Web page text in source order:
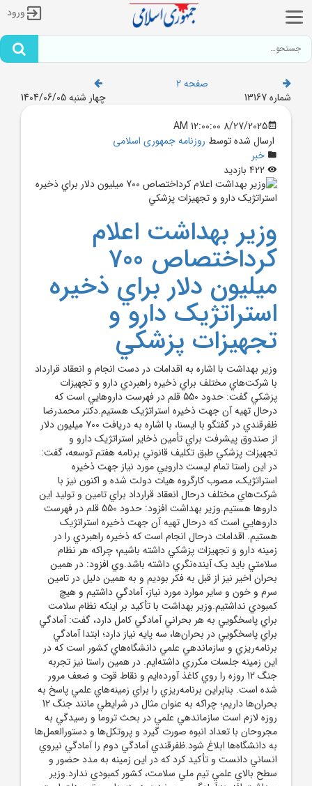
ورود
صفحه 2
شماره 13167
چهار شنبه 1404/06/05
8/27/2025 12:00:00 AM
ارسال شده توسط روزنامه جمهوری اسلامی
خبر
وزير بهداشت اعلام
کرداختصاص 700
ميليون دلار براي ذخيره
استراتژيک دارو و
تجهيزات پزشکي
وزير بهداشت با اشاره به اقدامات در دست انجام و انعقاد قرارداد
با شرکت‌هاي مختلف براي ذخيره راهبردي دارو و تجهيزات
پزشکي گفت: حدود 550 قلم در فهرست داروهايي است که
درحال تهيه آن جهت ذخيره استراتژيک هستيم.دکتر محمدرضا
ظفرقندي در گفتگو با ايسنا، با اشاره به دريافت 700 ميليون دلار
از صندوق پيشرفت براي تأمين ذخاير استراتژيک دارو و
تجهيزات پزشکي طبق تکليف قانوني برنامه هفتم توسعه، گفت:
در اين راستا تمام ليست دارويي مورد نياز جهت ذخيره
استراتژيک، مصوب کارگروه هيات دولت شده و اکنون نيز با
شرکت‌هاي مختلف درحال انعقاد قرارداد براي تامين و توليد اين
داروها هستيم.وزير بهداشت افزود: حدود 550 قلم در فهرست
داروهايي است که درحال تهيه آن جهت ذخيره استراتژيک
هستيم. اقدامات درحال انجام است که ذخيره راهبردي را در
زمينه دارو و تجهيزات پزشکي داشته باشيم؛ چراکه هر نظام
سلامتي بايد يک آينده‌نگري داشته باشد.وي افزود: در همين
بحران اخير نيز از قبل به فکر بوديم و به همين دليل در تامين
سرم و خون و ساير موارد مورد نياز، آمادگي داشتيم و هيچ
کمبودي نداشتيم.وزير بهداشت با تأکيد بر اينکه نظام سلامت
براي پاسخگويي به هر بحراني آمادگي کامل دارد، گفت: آمادگي
براي پاسخگويي در بحران‌ها، سه پايه نياز دارد؛ ابتدا آمادگي
برنامه‌ريزي و سازماندهي علمي دانشگاه‌هاي کشور است که در
اين زمينه جلسات مکرري داشته‌ايم. در همين راستا نيز تجربه
جنگ 12 روزه را روي کاغذ آورده‌ايم و نقاط قوت و ضعف مرور
شده است. بنابراين برنامه‌ريزي را براي زمينه‌هاي علمي پاسخ به
بحران‌ها داريم؛ چراکه به عنوان مثال در شرايطي مانند جنگ 12
روزه لازم است سازماندهي علمي در بحث تروما و رسيدگي به
مجروحان با تعداد انبوه صورت گيرد و پروتکل‌ها و دستورالعمل‌ها
به دانشگاه‌ها ابلاغ شود.ظفرقندي آمادگي دوم را آمادگي نيروي
انساني دانست و تأکيد کرد که در اين زمينه به مدد حضور و
سطح بالاي علمي تيم ملي سلامت، کشور کمبودي ندارد.وزير